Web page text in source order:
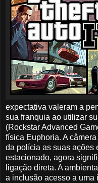
expectativa valeram a
sua franquia ao utilizar
(Rockstar Advanced
física Euphoria. A
da polícia as suas ações
estacionado, agora
ligação direta. A
a inclusão acesso a uma